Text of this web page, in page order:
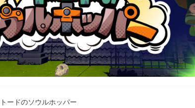
トードのソウルホッパー